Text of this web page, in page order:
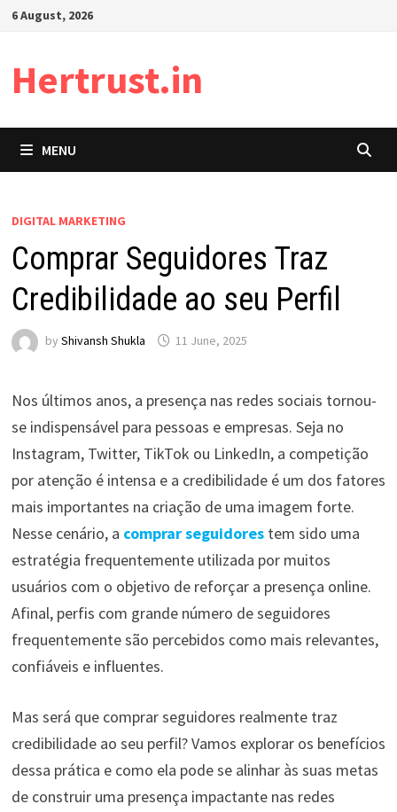
Skip6 August, 2026
Hertrust.in
MENU
DIGITAL MARKETING
Comprar Seguidores Traz
Credibilidade ao seu Perfil
by Shivansh Shukla 11 June, 2025
Nos últimos anos, a presença nas redes sociais tornou-
se indispensável para pessoas e empresas. Seja no
Instagram, Twitter, TikTok ou LinkedIn, a competição
por atenção é intensa e a credibilidade é um dos fatores
mais importantes na criação de uma imagem forte.
Nesse cenário, a comprar seguidores tem sido uma
estratégia frequentemente utilizada por muitos
usuários com o objetivo de reforçar a presença online.
Afinal, perfis com grande número de seguidores
frequentemente são percebidos como mais relevantes,
confiáveis e influentes.
Mas será que comprar seguidores realmente traz
credibilidade ao seu perfil? Vamos explorar os benefícios
dessa prática e como ela pode se alinhar às suas metas
de construir uma presença impactante nas redes